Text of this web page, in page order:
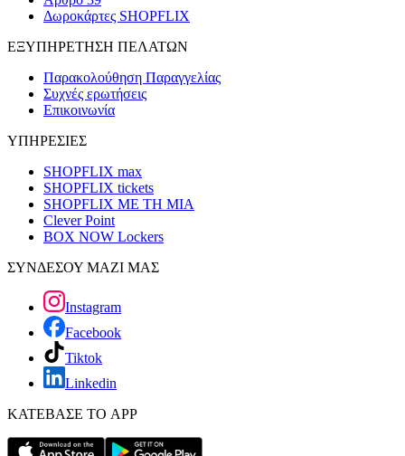
Δωροκάρτες SHOPFLIX
ΕΞΥΠΗΡΕΤΗΣΗ ΠΕΛΑΤΩΝ
Παρακολούθηση Παραγγελίας
Συχνές ερωτήσεις
Επικοινωνία
ΥΠΗΡΕΣΙΕΣ
SHOPFLIX max
SHOPFLIX tickets
SHOPFLIX ΜΕ ΤΗ ΜΙΑ
Clever Point
BOX NOW Lockers
ΣΥΝΔΕΣΟΥ ΜΑΖΙ ΜΑΣ
Instagram
Facebook
Tiktok
Linkedin
ΚΑΤΕΒΑΣΕ ΤΟ APP